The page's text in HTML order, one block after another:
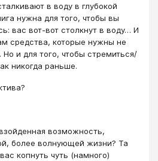
в воду в глубокой
нужна для того, чтобы вы
вас вот-вот столкнут в воду… И
средства, которые нужны не
и для того, чтобы стремиться/
никогда раньше.
возможность,
более волнующей жизни? Та
копнуть чуть (намного)